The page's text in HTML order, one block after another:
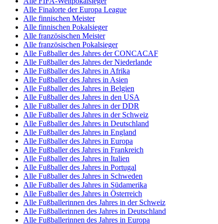
Alle Finalorte der Europa League
Alle finnischen Meister
Alle finnischen Pokalsieger
Alle französischen Meister
Alle französischen Pokalsieger
Alle Fußballer des Jahres der CONCACAF
Alle Fußballer des Jahres der Niederlande
Alle Fußballer des Jahres in Afrika
Alle Fußballer des Jahres in Asien
Alle Fußballer des Jahres in Belgien
Alle Fußballer des Jahres in den USA
Alle Fußballer des Jahres in der DDR
Alle Fußballer des Jahres in der Schweiz
Alle Fußballer des Jahres in Deutschland
Alle Fußballer des Jahres in England
Alle Fußballer des Jahres in Europa
Alle Fußballer des Jahres in Frankreich
Alle Fußballer des Jahres in Italien
Alle Fußballer des Jahres in Portugal
Alle Fußballer des Jahres in Schweden
Alle Fußballer des Jahres in Südamerika
Alle Fußballer des Jahres in Österreich
Alle Fußballerinnen des Jahres in der Schweiz
Alle Fußballerinnen des Jahres in Deutschland
Alle Fußballerinnen des Jahres in Europa